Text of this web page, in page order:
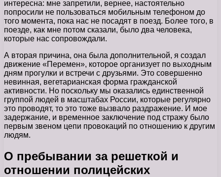
интересна: мне запретили, вернее, настоятельно
попросили не пользоваться мобильным телефоном до
того момента, пока нас не посадят в поезд. Более того, в
поезде, как мне потом сказали, было два человека,
которые нас сопровождали.
А вторая причина, она была дополнительной, я создал
движение «Перемен», которое организует по выходным
дням прогулки и встречи с друзьями. Это совершенно
невинная, вегетарианская форма гражданской
активности. Но поскольку мы оказались единственной
группой людей в масштабах России, которые регулярно
это проводят, то это тоже вызвало раздражение. И мое
задержание, и временное заключение под стражу было
первым звеном цепи провокаций по отношению к другим
людям.
О пребывании за решеткой и
отношении полицейских